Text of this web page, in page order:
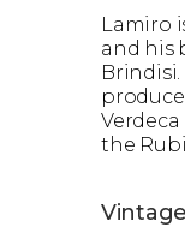
Lamiro
and his
the